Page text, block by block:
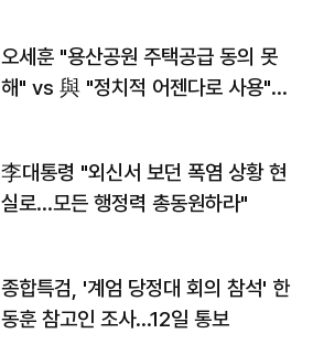
오세훈 "용산공원 주택공급 동의 못
해" vs 與 "정치적 어젠다로 사용"
李대통령 "외신서 보던 폭염 상황 현
실로…모든 행정력 총동원하라"
종합특검, '계엄 당정대 회의 참석' 한
동훈 참고인 조사...12일 통보